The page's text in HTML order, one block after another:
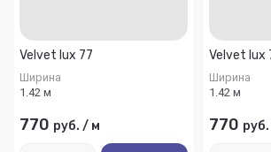
Velvet lux 77
Ширина
1.42 м
770 руб. / м
Velvet lux
Ширина
1.42 м
770 руб.